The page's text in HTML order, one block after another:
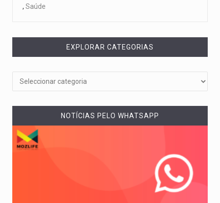
, Saúde
EXPLORAR CATEGORIAS
NOTÍCIAS PELO WHATSAPP